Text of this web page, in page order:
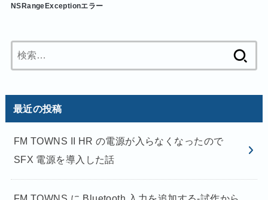
NSRangeExceptionエラー
索:
最近の投稿
FM TOWNS II HR の電源が入らなくなったので
SFX 電源を導入した話